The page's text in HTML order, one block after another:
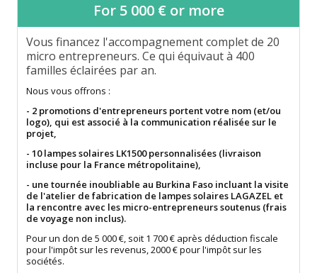
For 5 000 € or more
Vous financez l'accompagnement complet de 20
micro entrepreneurs. Ce qui équivaut à 400
familles éclairées par an.
Nous vous offrons :
- 2 promotions d'entrepreneurs portent votre nom (et/ou
logo), qui est associé à la communication réalisée sur le
projet,
- 10 lampes solaires LK1500 personnalisées (livraison
incluse pour la France métropolitaine),
- une tournée inoubliable au Burkina Faso incluant la visite
de l'atelier de fabrication de lampes solaires LAGAZEL et
la rencontre avec les micro-entrepreneurs soutenus (frais
de voyage non inclus).
Pour un don de 5 000 €, soit 1 700 € après déduction fiscale
pour l'impôt sur les revenus, 2000 € pour l'impôt sur les
sociétés.